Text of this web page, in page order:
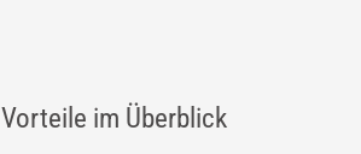
Vorteile im Überblick